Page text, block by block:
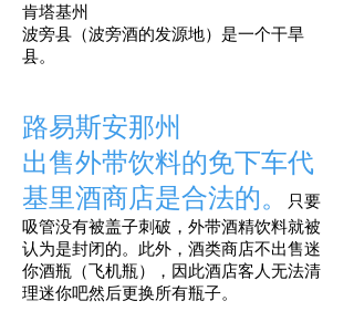
肯塔基州
波旁县（波旁酒的发源地）是一个干旱
县。
路易斯安那州
出售外带饮料的免下车代
基里酒商店是合法的。
只要
吸管没有被盖子刺破，外带酒精饮料就被
认为是封闭的。此外，酒类商店不出售迷
你酒瓶（飞机瓶），因此酒店客人无法清
理迷你吧然后更换所有瓶子。